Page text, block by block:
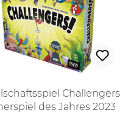
Challengers
des Jahres 2023